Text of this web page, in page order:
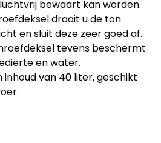
bewaart kan worden.
draait u de ton
en sluit deze zeer goed af.
tevens beschermt
en water.
van 40 liter, geschikt